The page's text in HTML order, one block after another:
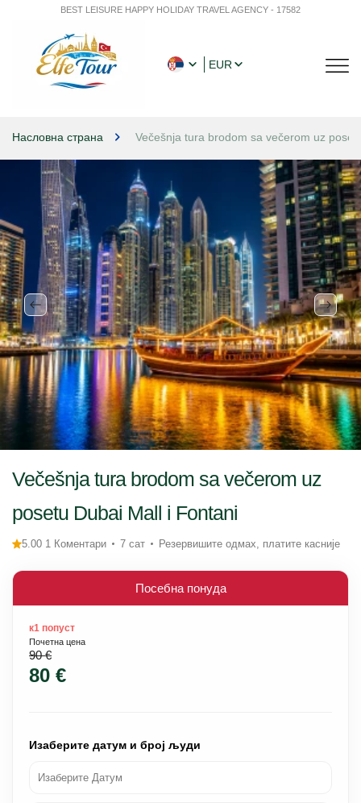
BEST LEISURE HAPPY HOLIDAY TRAVEL AGENCY - 17582
EUR
Насловна страна Večešnja tura brodom sa večerom uz
Večešnja tura brodom sa večerom uz
posetu Dubai Mall i Fontani
5.00 1 Коментари 7 сат Резервишите одмах, платите касније
Посебна понуда
к1 попуст
Почетна цена
90 €
80 €
Изаберите датум и број људи
Изаберите Датум